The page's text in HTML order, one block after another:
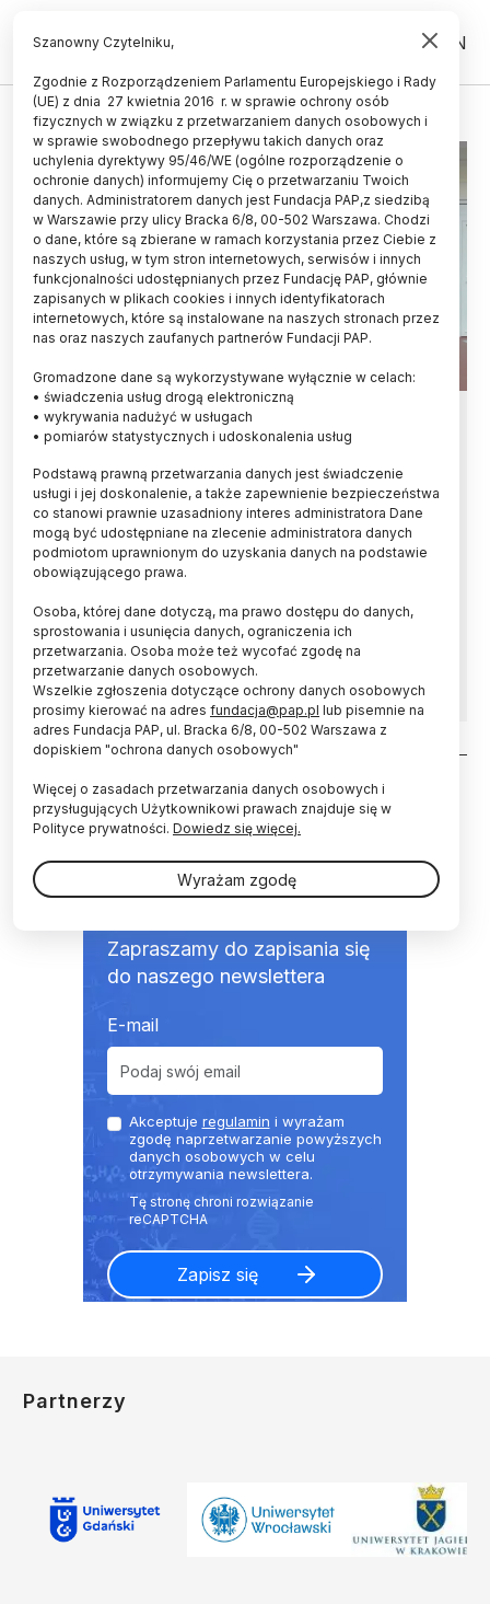
PL EN
BIOSENSORY
Naukowcy wiedzą, jak lepiej
rozpoznawać bakterie dzięki
wirusom
Bakteriofagi - wirusy atakujące bakterie -
bywają wybredne. To, czy przejdą do ataku,
zależy od tego, z jaką bakterią się zetkną. Fakt
konkretnych gatunków bakterii. Naukowcy z
Warszawy odkryli, jak zwiększyć wydajność
biosensorów z warstwami bakteriofagów.
NEWSLETTER
Zapraszamy do zapisania się
do naszego newslettera
E-mail
Akceptuje regulamin i wyrażam
zgodę naprzetwarzanie powyższych
danych osobowych w celu
otrzymywania newslettera.
Partnerzy
Szanowny Czytelniku,
Zgodnie z Rozporządzeniem Parlamentu Europejskiego i Rady
(UE) z dnia 27 kwietnia 2016 r. w sprawie ochrony osób
fizycznych w związku z przetwarzaniem danych osobowych i
w sprawie swobodnego przepływu takich danych oraz
uchylenia dyrektywy 95/46/WE (ogólne rozporządzenie o
ochronie danych) informujemy Cię o przetwarzaniu Twoich
danych. Administratorem danych jest Fundacja PAP,z siedzibą
w Warszawie przy ulicy Bracka 6/8, 00-502 Warszawa. Chodzi
o dane, które są zbierane w ramach korzystania przez Ciebie z
naszych usług, w tym stron internetowych, serwisów i innych
funkcjonalności udostępnianych przez Fundację PAP, głównie
zapisanych w plikach cookies i innych identyfikatorach
internetowych, które są instalowane na naszych stronach przez
nas oraz naszych zaufanych partnerów Fundacji PAP.
Gromadzone dane są wykorzystywane wyłącznie w celach:
• świadczenia usług drogą elektroniczną
• wykrywania nadużyć w usługach
• pomiarów statystycznych i udoskonalenia usług
Podstawą prawną przetwarzania danych jest świadczenie
usługi i jej doskonalenie, a także zapewnienie bezpieczeństwa
co stanowi prawnie uzasadniony interes administratora Dane
mogą być udostępniane na zlecenie administratora danych
podmiotom uprawnionym do uzyskania danych na podstawie
obowiązującego prawa.
Osoba, której dane dotyczą, ma prawo dostępu do danych,
sprostowania i usunięcia danych, ograniczenia ich
przetwarzania. Osoba może też wycofać zgodę na
przetwarzanie danych osobowych.
Wszelkie zgłoszenia dotyczące ochrony danych osobowych
prosimy kierować na adres fundacja@pap.pl lub pisemnie na
adres Fundacja PAP, ul. Bracka 6/8, 00-502 Warszawa z
dopiskiem "ochrona danych osobowych"
Więcej o zasadach przetwarzania danych osobowych i
przysługujących Użytkownikowi prawach znajduje się w
Polityce prywatności. Dowiedz się więcej.
Wyrażam zgodę